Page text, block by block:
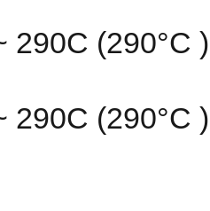
(290°C )
(290°C )